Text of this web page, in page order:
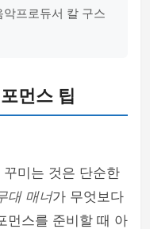
프로듀서 칼 구스
먼스 팁
미는 것은 단순한
대 매너가 무엇보다
먼스를 준비할 때 아